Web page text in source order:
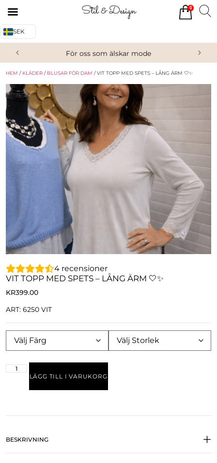
SEK
För oss som älskar mode
HEM / KLÄDER / BLUSAR FÖR DAM / VIT TOPP MED SPETS – LÅNG ÄRM 🤍✨
4 recensioner
VIT TOPP MED SPETS – LÅNG ÄRM 🤍✨
KR399.00
ART: 6250 VIT
LÄGG TILL I VARUKORG
BESKRIVNING
0
Alla produkter
Accessoarer
Skor/Stövlar
Om oss